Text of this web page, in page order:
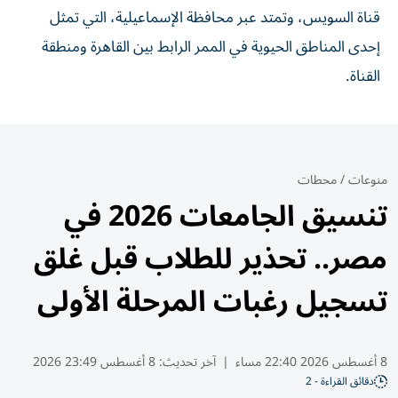
قناة السويس، وتمتد عبر محافظة الإسماعيلية، التي تمثل
إحدى المناطق الحيوية في الممر الرابط بين القاهرة ومنطقة
القناة.
منوعات/محطات
تنسيق الجامعات 2026 في
مصر.. تحذير للطلاب قبل غلق
تسجيل رغبات المرحلة الأولى
8 أغسطس 2026 22:40 مساء | آخر تحديث:8 أغسطس 23:49 2026
دقائق القراءة - 2